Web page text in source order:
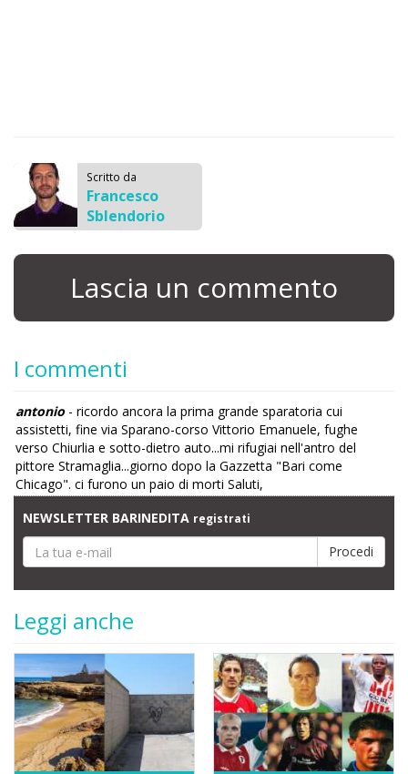
Scritto da
Francesco
Sblendorio
Lascia un commento
I commenti
antonio- ricordo ancora la prima grande sparatoria cui
assistetti, fine via Sparano-corso Vittorio Emanuele, fughe
verso Chiurlia e sotto-dietro auto...mi rifugiai nell'antro del
pittore Stramaglia...giorno dopo la Gazzetta "Bari come
Chicago". ci furono un paio di morti Saluti,
NEWSLETTER BARINEDITA registrati
Leggi anche